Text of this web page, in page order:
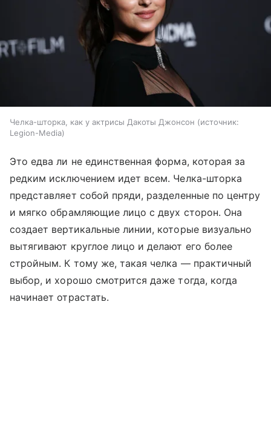
Челка-шторка, как у актрисы Дакоты Джонсон
источник:
Legion-Media
Это едва ли не единственная форма, которая за
редким исключением идет всем. Челка-шторка
представляет собой пряди, разделенные по центру
и мягко обрамляющие лицо с двух сторон. Она
создает вертикальные линии, которые визуально
вытягивают круглое лицо и делают его более
стройным. К тому же, такая челка — практичный
выбор, и хорошо смотрится даже тогда, когда
начинает отрастать.